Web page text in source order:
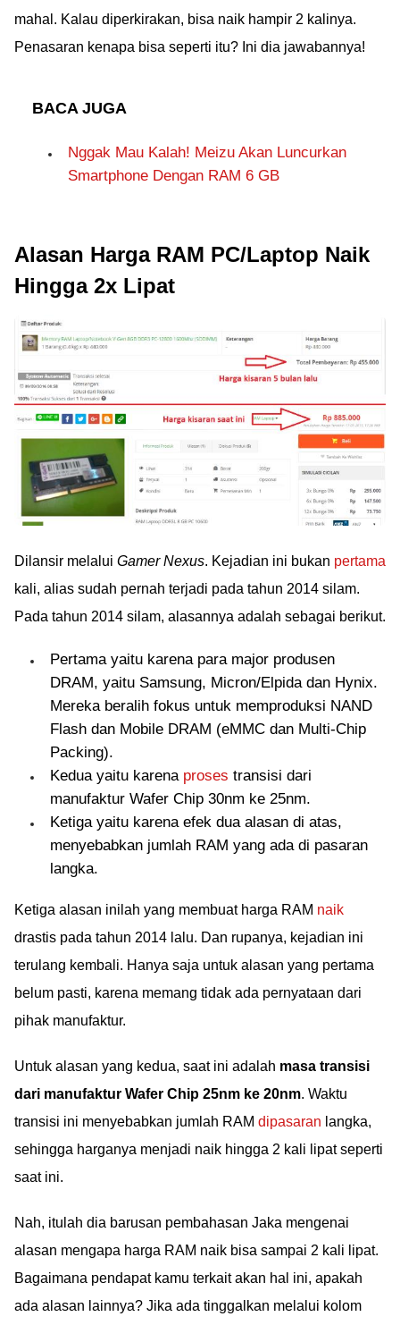
mahal. Kalau diperkirakan, bisa naik hampir 2 kalinya.
Penasaran kenapa bisa seperti itu? Ini dia jawabannya!
BACA JUGA
Nggak Mau Kalah! Meizu Akan Luncurkan
Smartphone Dengan RAM 6 GB
Alasan Harga RAM PC/Laptop Naik
Hingga 2x Lipat
Dilansir melalui Gamer Nexus. Kejadian ini bukan pertama
kali, alias sudah pernah terjadi pada tahun 2014 silam.
Pada tahun 2014 silam, alasannya adalah sebagai berikut.
Pertama yaitu karena para major produsen
DRAM, yaitu Samsung, Micron/Elpida dan Hynix.
Mereka beralih fokus untuk memproduksi NAND
Flash dan Mobile DRAM (eMMC dan Multi-Chip
Packing).
Kedua yaitu karena proses transisi dari
manufaktur Wafer Chip 30nm ke 25nm.
Ketiga yaitu karena efek dua alasan di atas,
menyebabkan jumlah RAM yang ada di pasaran
langka.
Ketiga alasan inilah yang membuat harga RAM naik
drastis pada tahun 2014 lalu. Dan rupanya, kejadian ini
terulang kembali. Hanya saja untuk alasan yang pertama
belum pasti, karena memang tidak ada pernyataan dari
pihak manufaktur.
Untuk alasan yang kedua, saat ini adalah masa transisi
dari manufaktur Wafer Chip 25nm ke 20nm. Waktu
transisi ini menyebabkan jumlah RAM dipasaran langka,
sehingga harganya menjadi naik hingga 2 kali lipat seperti
saat ini.
Nah, itulah dia barusan pembahasan Jaka mengenai
alasan mengapa harga RAM naik bisa sampai 2 kali lipat.
Bagaimana pendapat kamu terkait akan hal ini, apakah
ada alasan lainnya? Jika ada tinggalkan melalui kolom